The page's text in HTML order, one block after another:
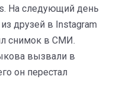
На следующий день
друзей в Instagram
снимок в СМИ.
вызвали в
он перестал